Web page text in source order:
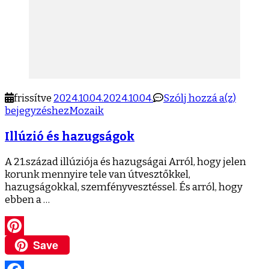
frissítve 2024.10.04.2024.10.04. Szólj hozzá a(z)Illúzió
bejegyzéshezMozaik
Illúzió és hazugságok
A 21.század illúziója és hazugságai Arról, hogy jelen
korunk mennyire tele van útvesztőkkel,
hazugságokkal, szemfényvesztéssel. És arról, hogy
ebben a …
Pinterest
Save